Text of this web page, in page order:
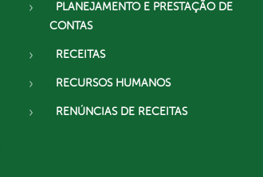
PLANEJAMENTO E PRESTAÇÃO DE
CONTAS
RECEITAS
RECURSOS HUMANOS
RENÚNCIAS DE RECEITAS